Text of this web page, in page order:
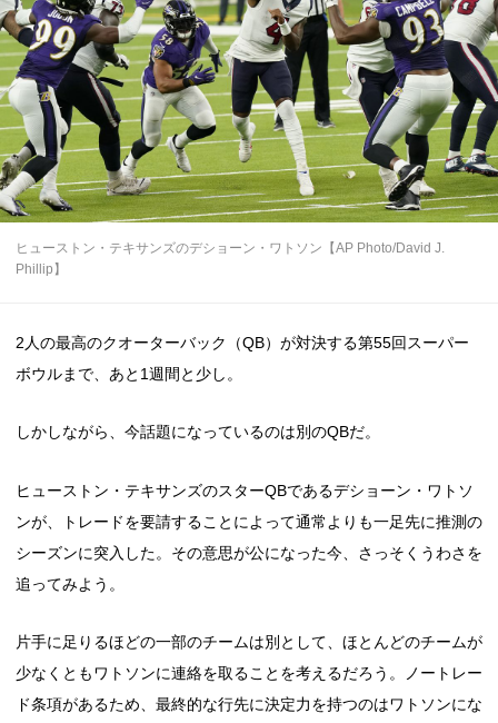
ヒューストン・テキサンズのデショーン・ワトソン【AP Photo/David J.
Phillip】
2人の最高のクオーターバック（QB）が対決する第55回スーパー
ボウルまで、あと1週間と少し。
しかしながら、今話題になっているのは別のQBだ。
ヒューストン・テキサンズのスターQBであるデショーン・ワトソ
ンが、トレードを要請することによって通常よりも一足先に推測の
シーズンに突入した。その意思が公になった今、さっそくうわさを
追ってみよう。
片手に足りるほどの一部のチームは別として、ほとんどのチームが
少なくともワトソンに連絡を取ることを考えるだろう。ノートレー
ド条項があるため、最終的な行先に決定力を持つのはワトソンにな